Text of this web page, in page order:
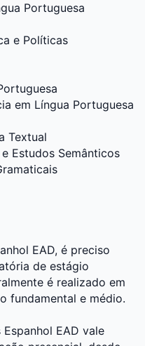
Portuguesa
e Políticas
em Língua Portuguesa
Textual
Estudos Semânticos
EAD, é preciso
de estágio
é realizado em
fundamental e médio.
EAD vale